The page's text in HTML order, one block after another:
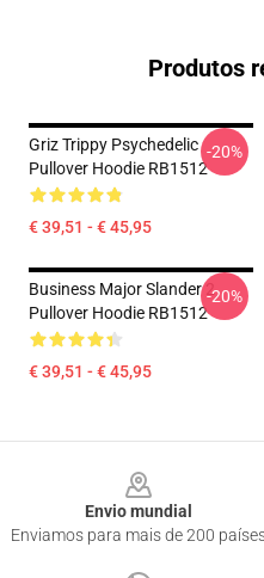
Produtos
Griz Trippy Psychedelic
Pullover Hoodie RB1512
€ 39,51 - € 45,95
-20%
Business Major Slander 2
Pullover Hoodie RB1512
€ 39,51 - € 45,95
-20%
Envio mundial
Enviamos para mais de 200